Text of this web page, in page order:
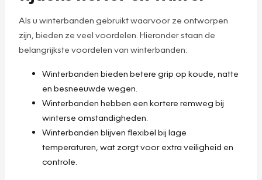
Als u winterbanden gebruikt waarvoor ze ontworpen
zijn, bieden ze veel voordelen. Hieronder staan de
belangrijkste voordelen van winterbanden:
Winterbanden bieden betere grip op koude, natte
en besneeuwde wegen.
Winterbanden hebben een kortere remweg bij
winterse omstandigheden.
Winterbanden blijven flexibel bij lage
temperaturen, wat zorgt voor extra veiligheid en
controle.